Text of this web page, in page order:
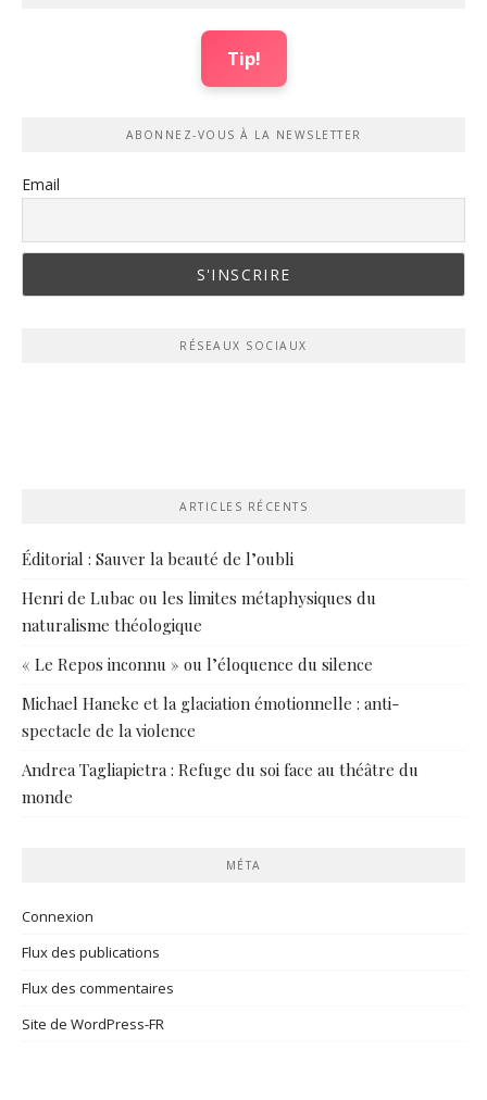
Tip!
ABONNEZ-VOUS À LA NEWSLETTER
Email
RÉSEAUX SOCIAUX
ARTICLES RÉCENTS
Éditorial : Sauver la beauté de l’oubli
Henri de Lubac ou les limites métaphysiques du
naturalisme théologique
« Le Repos inconnu » ou l’éloquence du silence
Michael Haneke et la glaciation émotionnelle : anti-
spectacle de la violence
Andrea Tagliapietra : Refuge du soi face au théâtre du
monde
MÉTA
Connexion
Flux des publications
Flux des commentaires
Site de WordPress-FR